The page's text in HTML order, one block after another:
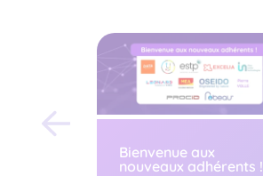
Bienvenue aux
nouveaux adhérents !